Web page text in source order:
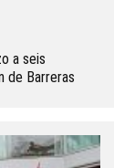
a seis
de Barreras